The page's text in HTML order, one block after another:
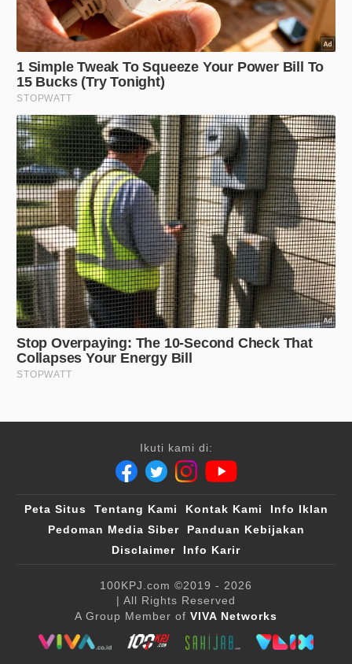
Ikuti kami di:
Peta Situs Tentang Kami Kontak Kami
Info Iklan
Pedoman Media Siber
Panduan Kebijakan
Disclaimer
Info Karir
100KPJ.com ©2019 - 2026
| All Rights Reserved
A Group Member of VIVA Networks